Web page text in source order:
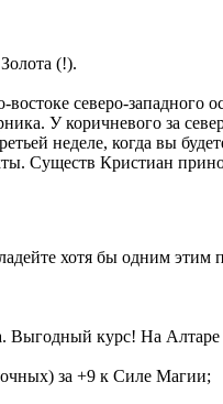
(!).
северо-западного
У коричневого за
неделе, когда вы
Существ Кристиан
хотя бы одним этим
Выгодный курс! На
за +9 к Силе Магии;